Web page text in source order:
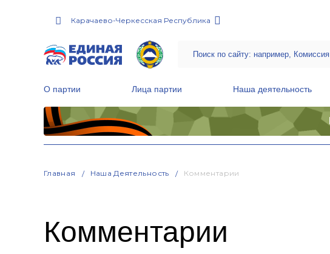
Карачаево-Черкесская Республика
О партии Лица партии Наша деятельность
Главная Наша Деятельность Комментарии
Комментарии